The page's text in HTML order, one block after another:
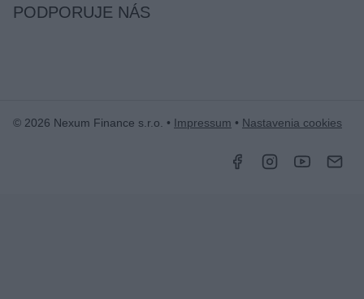
PODPORUJE NÁS
© 2026 Nexum Finance s.r.o. • Impressum • Nastavenia cookies